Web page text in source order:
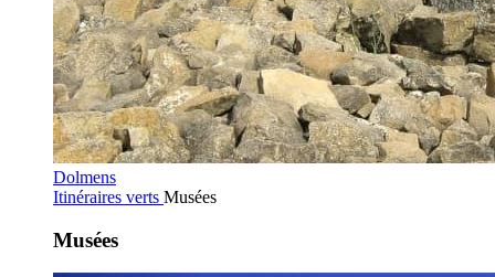
Dolmens
Itinéraires verts Musées
Musées